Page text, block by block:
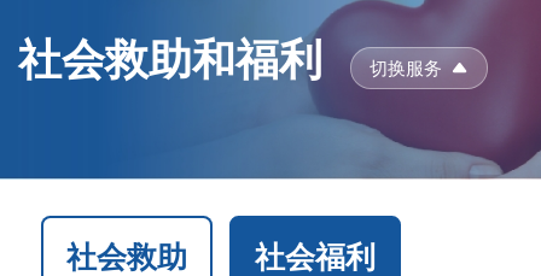
社会救助和福利 切换服务
社会救助 社会福利